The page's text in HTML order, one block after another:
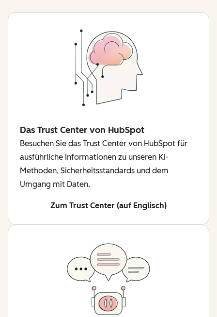
Das Trust Center von HubSpot
Besuchen Sie das Trust Center von HubSpot für
ausführliche Informationen zu unseren KI-
Methoden, Sicherheitsstandards und dem
Umgang mit Daten.
Zum Trust Center (auf Englisch)